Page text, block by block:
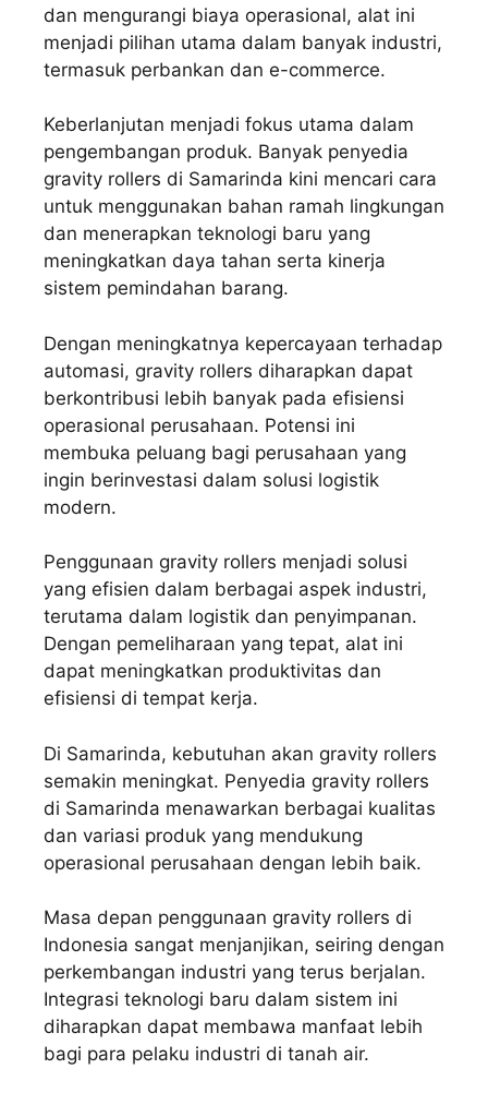
dan mengurangi biaya operasional, alat ini
menjadi pilihan utama dalam banyak industri,
termasuk perbankan dan e-commerce.
Keberlanjutan menjadi fokus utama dalam
pengembangan produk. Banyak penyedia
gravity rollers di Samarinda kini mencari cara
untuk menggunakan bahan ramah lingkungan
dan menerapkan teknologi baru yang
meningkatkan daya tahan serta kinerja
sistem pemindahan barang.
Dengan meningkatnya kepercayaan terhadap
automasi, gravity rollers diharapkan dapat
berkontribusi lebih banyak pada efisiensi
operasional perusahaan. Potensi ini
membuka peluang bagi perusahaan yang
ingin berinvestasi dalam solusi logistik
modern.
Penggunaan gravity rollers menjadi solusi
yang efisien dalam berbagai aspek industri,
terutama dalam logistik dan penyimpanan.
Dengan pemeliharaan yang tepat, alat ini
dapat meningkatkan produktivitas dan
efisiensi di tempat kerja.
Di Samarinda, kebutuhan akan gravity rollers
semakin meningkat. Penyedia gravity rollers
di Samarinda menawarkan berbagai kualitas
dan variasi produk yang mendukung
operasional perusahaan dengan lebih baik.
Masa depan penggunaan gravity rollers di
Indonesia sangat menjanjikan, seiring dengan
perkembangan industri yang terus berjalan.
Integrasi teknologi baru dalam sistem ini
diharapkan dapat membawa manfaat lebih
bagi para pelaku industri di tanah air.